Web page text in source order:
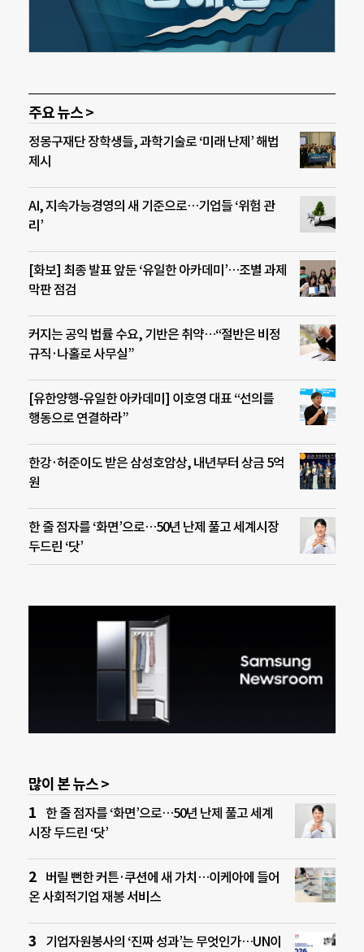
주요 뉴스 >
정몽구재단 장학생들, 과학기술로 ‘미래 난제’ 해법
제시
AI, 지속가능경영의 새 기준으로…기업들 ‘위험 관
리’
[화보] 최종 발표 앞둔 ‘유일한 아카데미’…조별 과제
막판 점검
커지는 공익 법률 수요, 기반은 취약…“절반은 비정
규직·나홀로 사무실”
[유한양행-유일한 아카데미] 이호영 대표 “선의를
행동으로 연결하라”
한강·허준이도 받은 삼성호암상, 내년부터 상금 5억
원
한 줄 점자를 ‘화면’으로…50년 난제 풀고 세계시장
두드린 ‘닷’
많이 본 뉴스 >
한 줄 점자를 ‘화면’으로…50년 난제 풀고 세계
시장 두드린 ‘닷’
버릴 뻔한 커튼·쿠션에 새 가치…이케아에 들어
온 사회적기업 재봉 서비스
기업자원봉사의 ‘진짜 성과’는 무엇인가…UN이